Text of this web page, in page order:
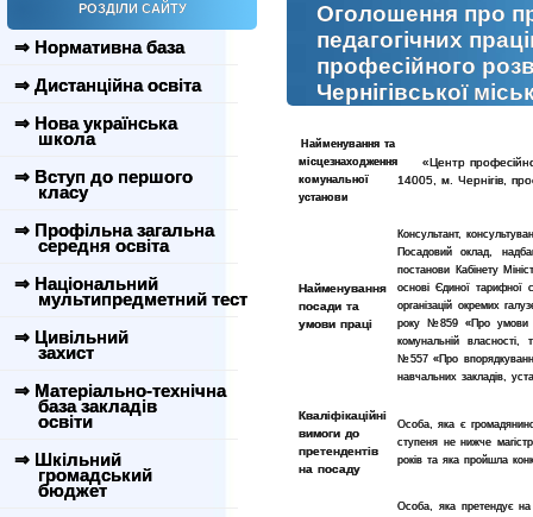
РОЗДІЛИ САЙТУ
⇒ Нормативна база
⇒ Дистанційна освіта
⇒ Нова українська
школа
⇒ Вступ до першого
класу
⇒ Профільна загальна
середня освіта
⇒ Національний
мультипредметний тест
⇒ Цивільний
захист
⇒ Матеріально-технічна
база закладів
освіти
⇒ Шкільний
громадський
бюджет
Оголошення про
педагогічних
професійного
Чернігівської
Найменування та
місцезнаходження
комунальної
установи
«Центр професійного
14005, м. Чернігів,
Найменування
посади та
умови праці
Консультант,
Посадовий оклад,
постанови Кабінету
основі Єдиної тарифної
організацій окремих
року №859 «Про умови і
комунальній
№557 «Про
навчальних закладів,
Кваліфікаційні
вимоги до
претендентів
на посаду
Особа, яка є
ступеня не нижче
років та яка пройшла
Особа, яка претендує на